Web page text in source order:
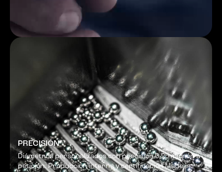
PRECISIÓN
Diámetros personalizados con precisión 0,25 micrón a
petición. Producción interna y certificación Made in